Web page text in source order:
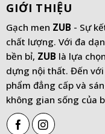
GIỚI THIỆU
Gạch men ZUB - Sự
chất lượng. Với đa
bền bỉ, ZUB là lựa
dựng nội thất. Đến với
phẩm đẳng cấp và
không gian sống của